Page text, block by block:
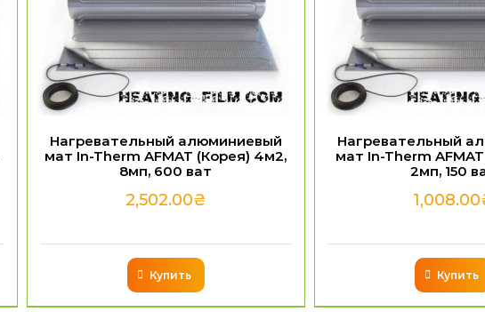
Нагревательный алюминиевый
мат In-Therm AFMAT (Корея) 4м2,
8мп, 600 ват
2,502.00₴
Купить
Нагревательный
мат In-Therm
2мп, 150
1,008.00
Купить